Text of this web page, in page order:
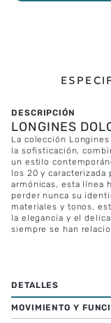
LONGINES
La colección
la sofisticación,
un estilo
los 20 y caracterizada
armónicas, esta línea
perder nunca su
materiales y tonos,
la elegancia y el
siempre se han
MOVIMIENTO Y